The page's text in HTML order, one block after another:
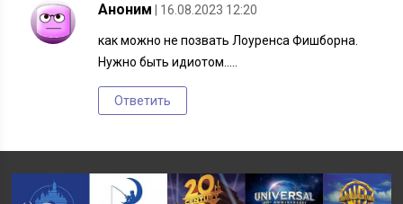
Аноним | 16.08.2023 12:20
как можно не позвать Лоуренса Фишборна.
Нужно быть идиотом…..
Ответить